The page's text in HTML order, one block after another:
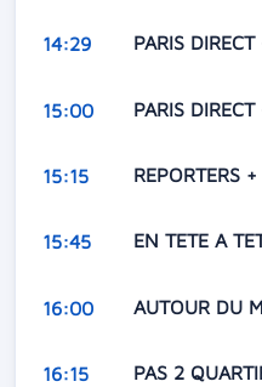
14:29 PARIS
15:00 PARIS
15:15 REPORTERS +
15:45 EN TETE A
16:00 AUTOUR DU
16:15 PAS 2